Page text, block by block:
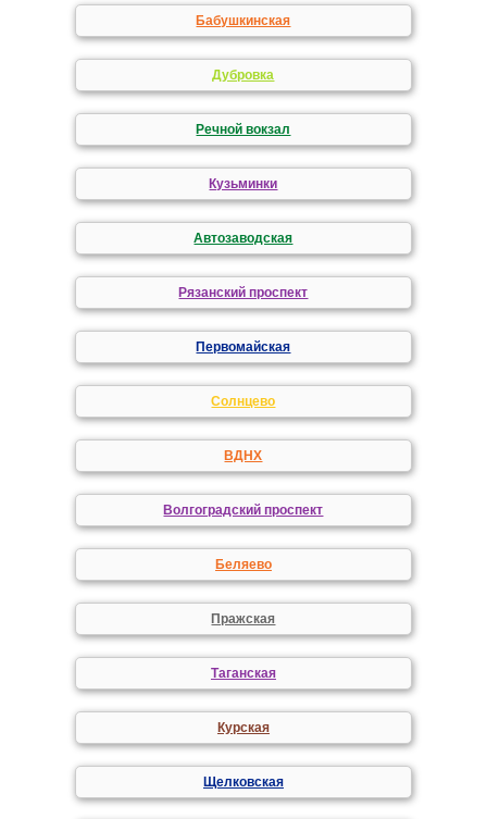
Бабушкинская
Дубровка
Речной вокзал
Кузьминки
Автозаводская
Рязанский проспект
Первомайская
Солнцево
ВДНХ
Волгоградский проспект
Беляево
Пражская
Таганская
Курская
Щелковская